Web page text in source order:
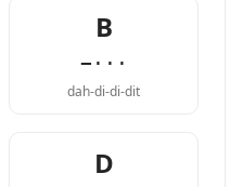
B
−···
dah-di-di-dit
D